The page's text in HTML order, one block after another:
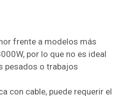
frente a modelos más
por lo que no es ideal
pesados o trabajos
con cable, puede requerir el